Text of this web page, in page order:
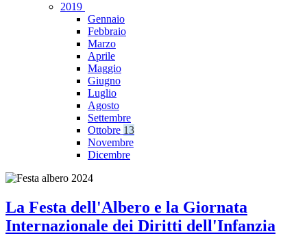
2019
Gennaio
Febbraio
Marzo
Aprile
Maggio
Giugno
Luglio
Agosto
Settembre
Ottobre 13
Novembre
Dicembre
La Festa dell'Albero e la Giornata
Internazionale dei Diritti dell'Infanzia